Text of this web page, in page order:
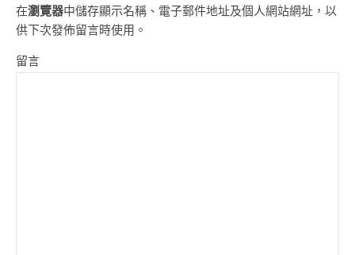
在瀏覽器中儲存顯示名稱、電子郵件地址及個人網站網址，以
供下次發佈留言時使用。
留言